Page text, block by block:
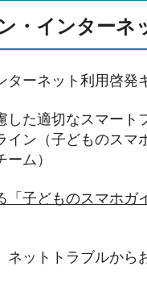
・インターネ
ターネット利用啓発
した適切なスマート
イン（子どものスマ
ム）
子どものスマホガ
ネットトラブルから